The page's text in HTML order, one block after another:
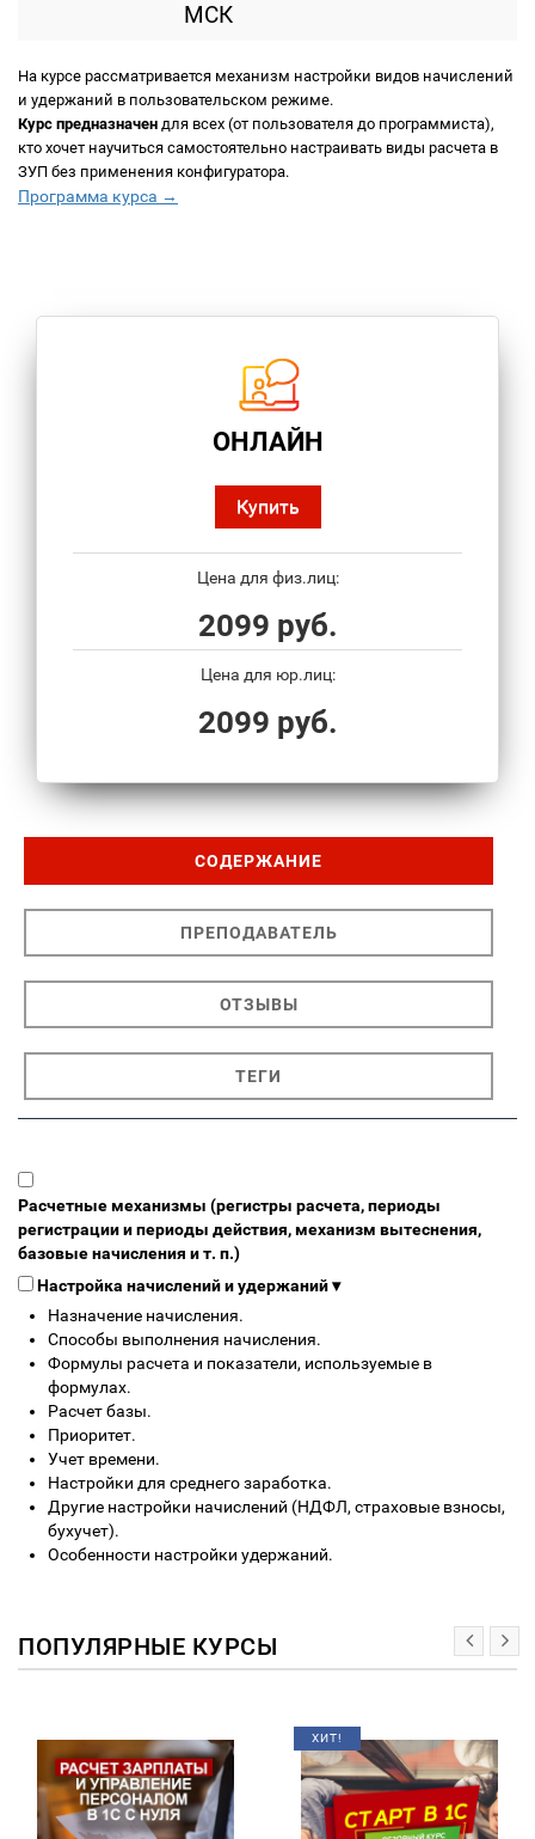
МСК
На курсе рассматривается механизм настройки видов начислений
и удержаний в пользовательском режиме.
Курс предназначен для всех (от пользователя до программиста),
кто хочет научиться самостоятельно настраивать виды расчета в
ЗУП без применения конфигуратора.
Программа курса →
ОНЛАЙН
Купить
Цена для физ.лиц:
2099 руб.
Цена для юр.лиц:
2099 руб.
СОДЕРЖАНИЕ
ПРЕПОДАВАТЕЛЬ
ОТЗЫВЫ
ТЕГИ
Расчетные механизмы (регистры расчета, периоды
регистрации и периоды действия, механизм вытеснения,
базовые начисления и т. п.)
Настройка начислений и удержаний▾
Назначение начисления.
Способы выполнения начисления.
Формулы расчета и показатели, используемые в
формулах.
Расчет базы.
Приоритет.
Учет времени.
Настройки для среднего заработка.
Другие настройки начислений (НДФЛ, страховые взносы,
бухучет).
Особенности настройки удержаний.
ПОПУЛЯРНЫЕ КУРСЫ
ХИТ!